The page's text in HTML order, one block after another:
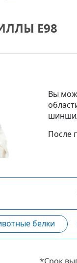
Е98
Вы
После
белки